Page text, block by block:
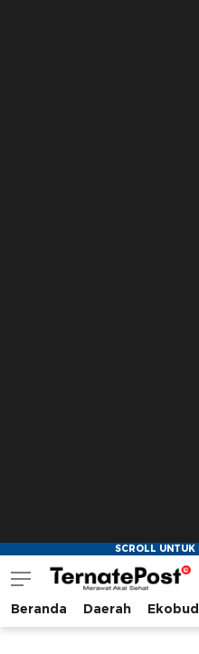
TernatePost.id
merawat akal sehat
Beranda Daerah Ekobud